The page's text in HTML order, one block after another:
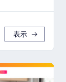
表示